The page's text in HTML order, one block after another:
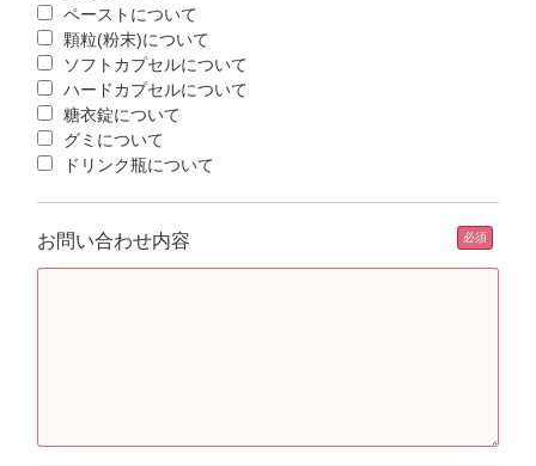
ペーストについて
顆粒(粉末)について
ソフトカプセルについて
ハードカプセルについて
糖衣錠について
グミについて
ドリンク瓶について
お問い合わせ内容